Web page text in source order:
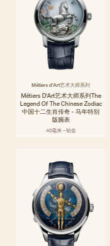
Métiers d'Art艺术大师系列
Métiers D'Art艺术大师系列The
Legend Of The Chinese Zodiac
中国十二生肖传奇 - 马年特别
版腕表
40毫米 - 铂金